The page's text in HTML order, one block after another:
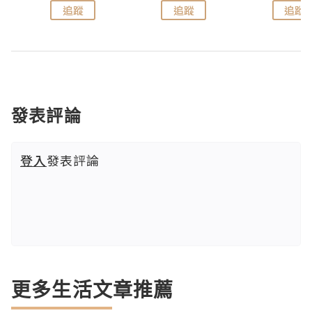
追蹤 追蹤 追蹤
發表評論
登入發表評論
更多生活文章推薦